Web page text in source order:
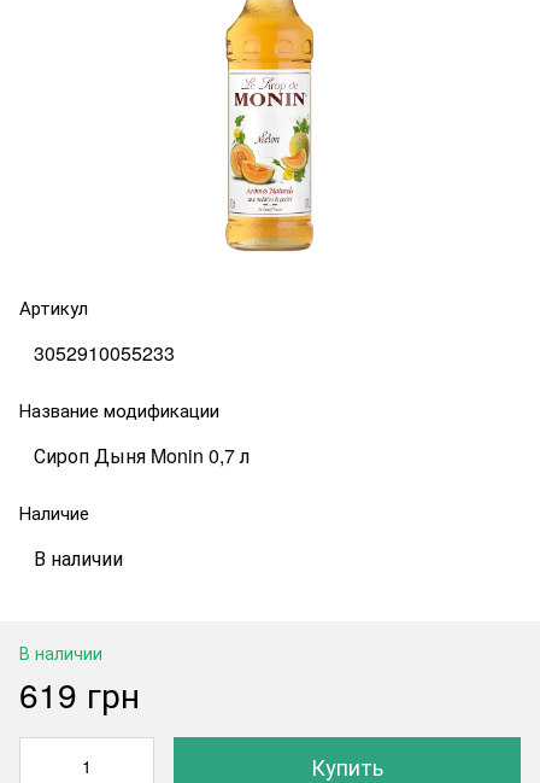
Артикул
3052910055233
Название модификации
Сироп Дыня Monin 0,7 л
Наличие
В наличии
В наличии
619 грн
Купить